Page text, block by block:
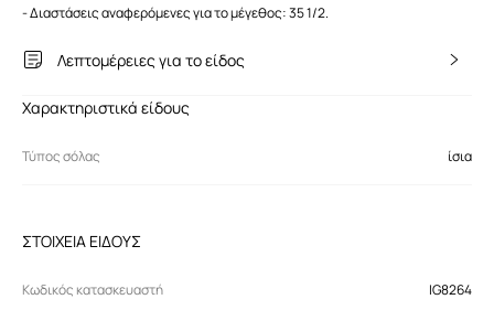
- Διαστάσεις αναφερόμενες για το μέγεθος: 35 1/2.
Λεπτομέρειες για το είδος
Χαρακτηριστικά είδους
Τύπος σόλας ίσια
ΣΤΟΙΧΕΙΑ ΕΙΔΟΥΣ
Κωδικός κατασκευαστή IG8264